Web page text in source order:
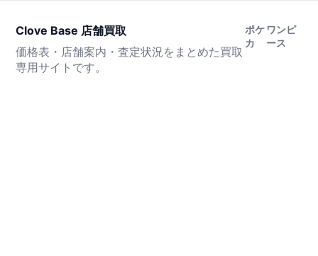
Clove Base 店舗買取
価格表・店舗案内・査定状況をまとめた買取
専用サイトです。
ポケ
カ
ワンピ
ース